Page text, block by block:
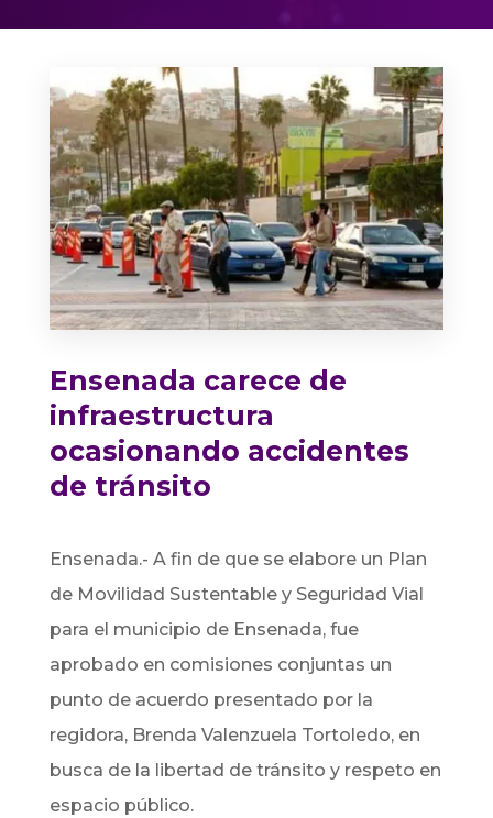
Ensenada carece de
infraestructura
ocasionando accidentes
de tránsito
Ensenada.- A fin de que se elabore un Plan
de Movilidad Sustentable y Seguridad Vial
para el municipio de Ensenada, fue
aprobado en comisiones conjuntas un
punto de acuerdo presentado por la
regidora, Brenda Valenzuela Tortoledo, en
busca de la libertad de tránsito y respeto en
espacio público.